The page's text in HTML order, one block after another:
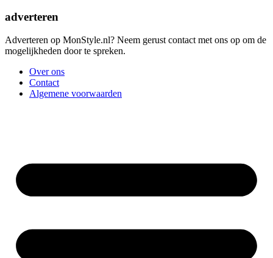
adverteren
Adverteren op MonStyle.nl? Neem gerust contact met ons op om de
mogelijkheden door te spreken.
Over ons
Contact
Algemene voorwaarden